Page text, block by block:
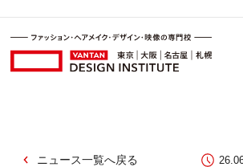
ニュース一覧へ戻る